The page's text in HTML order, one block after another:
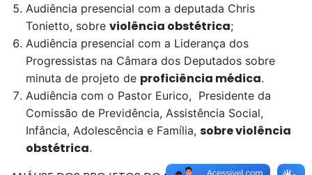
Audiência presencial com a deputada Chris
Tonietto, sobreviolência obstétrica;
Audiência presencial com a Liderança dos
Progressistas na Câmara dos Deputados sobre
minuta de projeto de proficiência médica.
Audiência com o Pastor Eurico, Presidente da
Comissão de Previdência, Assistência Social,
Infância, Adolescência e Família,sobre violência
obstétrica.